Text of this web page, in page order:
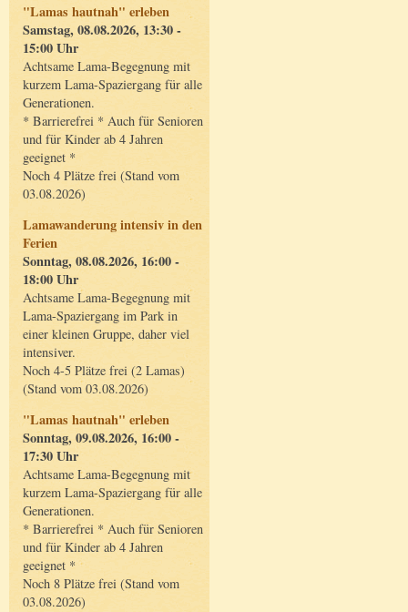
"Lamas hautnah" erleben
Samstag, 08.08.2026, 13:30 -
15:00 Uhr
Achtsame Lama-Begegnung mit
kurzem Lama-Spaziergang für alle
Generationen.
* Barrierefrei * Auch für Senioren
und für Kinder ab 4 Jahren
geeignet *
Noch 4 Plätze frei (Stand vom
03.08.2026)
Lamawanderung intensiv in den
Ferien
Sonntag, 08.08.2026, 16:00 -
18:00 Uhr
Achtsame Lama-Begegnung mit
Lama-Spaziergang im Park in
einer kleinen Gruppe, daher viel
intensiver.
Noch 4-5 Plätze frei (2 Lamas)
(Stand vom 03.08.2026)
"Lamas hautnah" erleben
Sonntag, 09.08.2026, 16:00 -
17:30 Uhr
Achtsame Lama-Begegnung mit
kurzem Lama-Spaziergang für alle
Generationen.
* Barrierefrei * Auch für Senioren
und für Kinder ab 4 Jahren
geeignet *
Noch 8 Plätze frei (Stand vom
03.08.2026)